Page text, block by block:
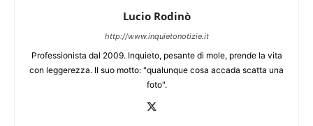
Lucio Rodinò
http://www.inquietonotizie.it
Professionista dal 2009. Inquieto, pesante di mole, prende la vita
con leggerezza. Il suo motto: "qualunque cosa accada scatta una
foto".